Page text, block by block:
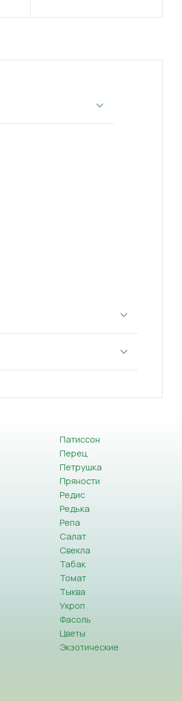
Патиссон
Перец
Петрушка
Пряности
Редис
Редька
Репа
Салат
Свекла
Табак
Томат
Тыква
Укроп
Фасоль
Цветы
Экзотические